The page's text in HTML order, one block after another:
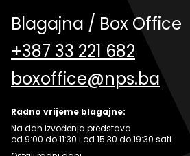
Blagajna / Box Office
+387 33 221 682
boxoffice@nps.ba
Radno vrijeme blagajne:
Na dan izvođenja predstava
od 9:00 do 11:30 i od 15:30 do 19:30 sati